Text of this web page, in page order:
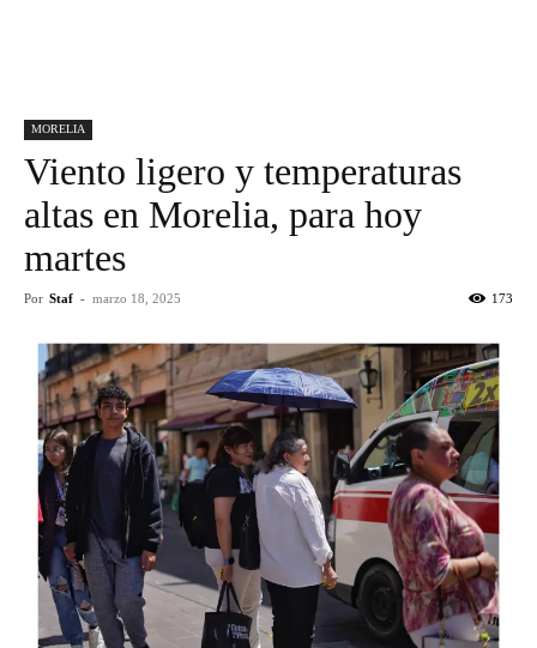
MORELIA
Viento ligero y temperaturas
altas en Morelia, para hoy
martes
Por Staf - marzo 18, 2025 173